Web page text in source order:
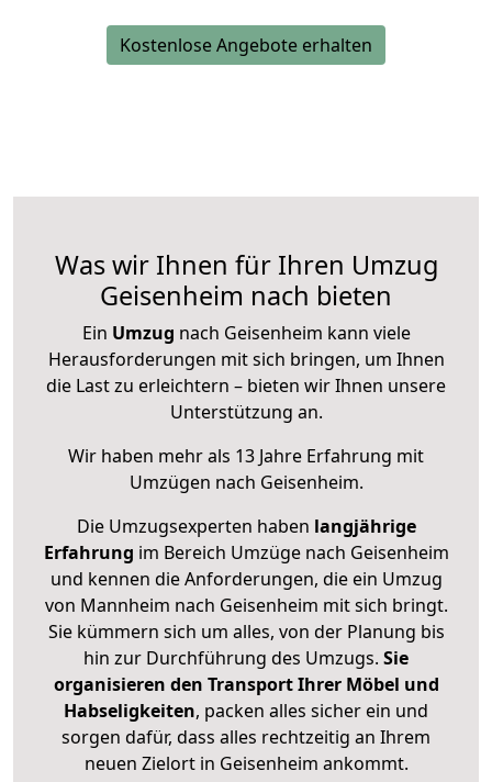
Kostenlose Angebote erhalten
Was wir Ihnen für Ihren Umzug
Geisenheim nach bieten
Ein Umzug nach Geisenheim kann viele
Herausforderungen mit sich bringen, um Ihnen
die Last zu erleichtern – bieten wir Ihnen unsere
Unterstützung an.
Wir haben mehr als 13 Jahre Erfahrung mit
Umzügen nach Geisenheim.
Die Umzugsexperten haben langjährige
Erfahrung im Bereich Umzüge nach Geisenheim
und kennen die Anforderungen, die ein Umzug
von Mannheim nach Geisenheim mit sich bringt.
Sie kümmern sich um alles, von der Planung bis
hin zur Durchführung des Umzugs. Sie
organisieren den Transport Ihrer Möbel und
Habseligkeiten, packen alles sicher ein und
sorgen dafür, dass alles rechtzeitig an Ihrem
neuen Zielort in Geisenheim ankommt.